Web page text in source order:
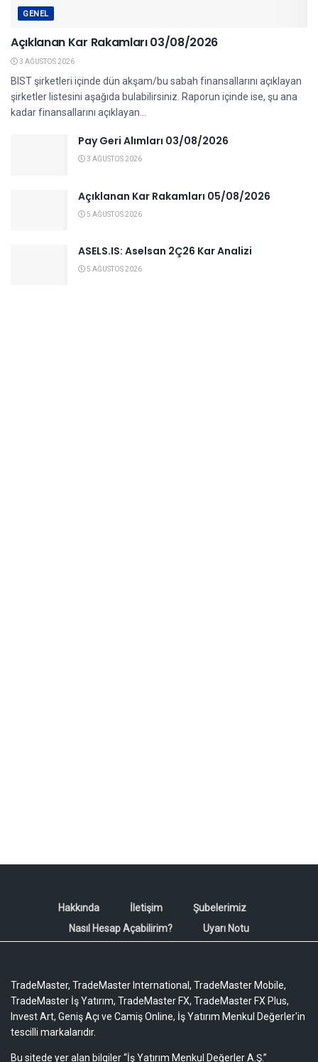
GENEL
Açıklanan Kar Rakamları 03/08/2026
3 AĞUSTOS 2026
BIST şirketleri içinde dün akşam/bu sabah finansallarını açıklayan
şirketler listesini aşağıda bulabilirsiniz. Raporun içinde ise, şu ana
kadar finansallarını açıklayan...
Pay Geri Alımları 03/08/2026
3 AĞUSTOS 2026
Açıklanan Kar Rakamları 05/08/2026
5 AĞUSTOS 2026
ASELS.IS: Aselsan 2Ç26 Kar Analizi
5 AĞUSTOS 2026
Hakkında İletişim
Şubelerimiz
Nasıl Hesap Açabilirim?
Uyarı Notu
TradeMaster, TradeMaster International, TradeMaster Mobile,
TradeMaster İş Yatırım, TradeMaster FX, TradeMaster FX Plus,
Invest Art, Geniş Açı ve Camiş Online, İş Yatırım Menkul Değerler'in
tescilli markalarıdır.
Bu sitede yer alan bilgiler “İş Yatırım Menkul Değerler A.Ş.”